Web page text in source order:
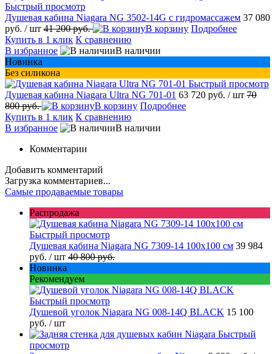
Быстрый просмотр
Душевая кабина Niagara NG 3502-14G с гидромассажем 37 080
руб. / шт 41 200 руб. В корзину Подробнее
Купить в 1 клик К сравнению
В избранное
В наличии
Новинка
Без силикона
Быстрый просмотр
Душевая кабина Niagara Ultra NG 701-01 63 720 руб. / шт 70
800 руб.
В корзину Подробнее
Купить в 1 клик К сравнению
В избранное
В наличии
Комментарии
Добавить комментарий
Загрузка комментариев...
Самые продаваемые товары
Распродажа
Быстрый просмотр
Душевая кабина Niagara NG 7309-14 100x100 см 39 984
руб. / шт 40 800 руб.
Новинка
Рекомендуем
Быстрый просмотр
Душевой уголок Niagara NG 008-14Q BLACK 15 100
руб. / шт
Быстрый
просмотр